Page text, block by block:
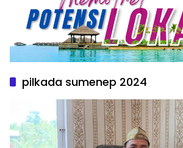
pilkada sumenep 2024